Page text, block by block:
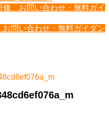
修 お問い合わせ・無料ガイ
問い合わせ・無料ガイダン